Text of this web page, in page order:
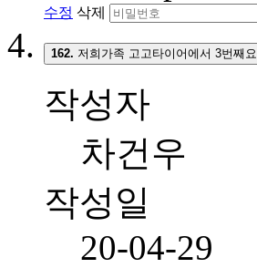
수정 삭제
162. 저희가족 고고타이어에서 3번째요
작성자
차건우
작성일
20-04-29